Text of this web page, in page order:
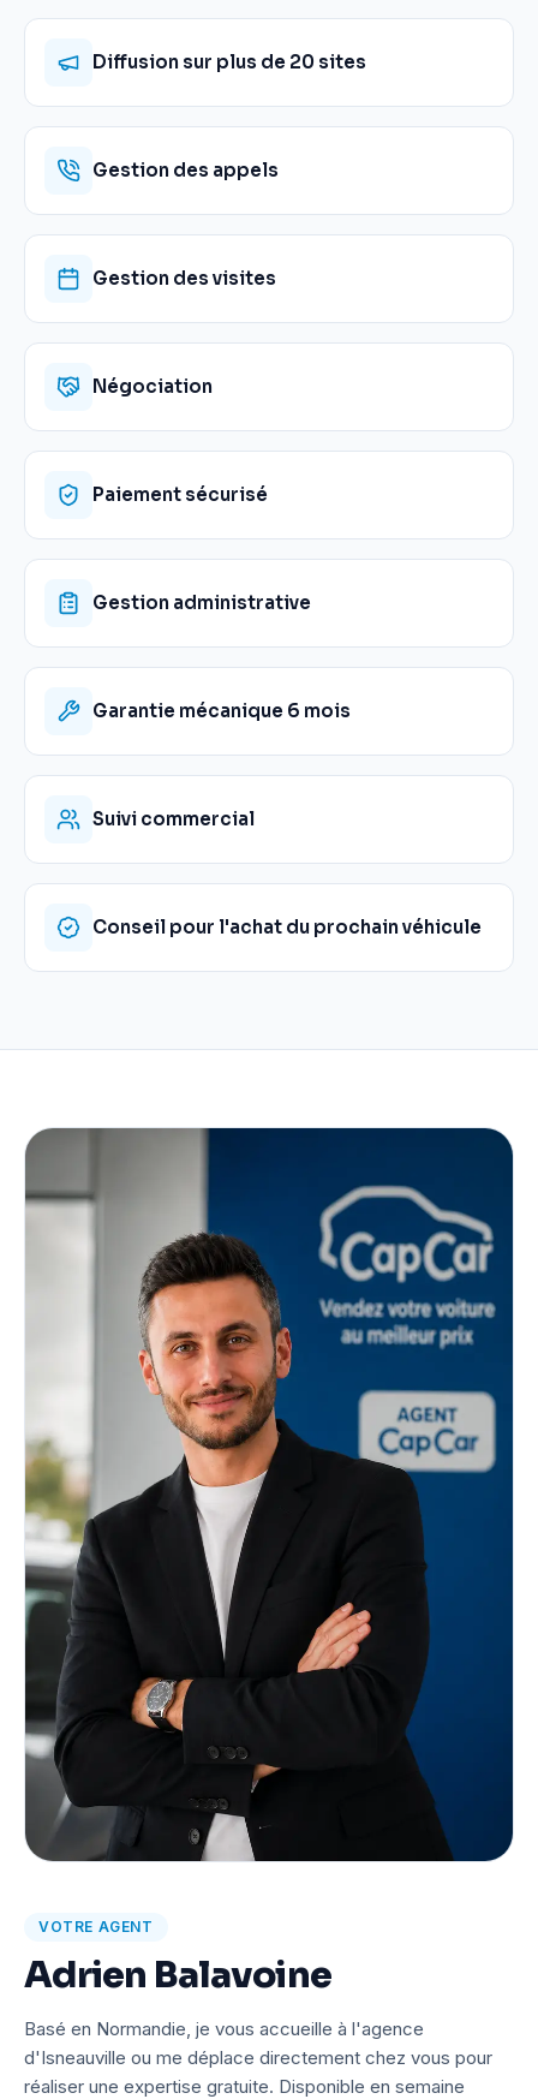
Diffusion sur plus de 20 sites
Gestion des appels
Gestion des visites
Négociation
Paiement sécurisé
Gestion administrative
Garantie mécanique 6 mois
Suivi commercial
Conseil pour l'achat du prochain véhicule
VOTRE AGENT
Adrien Balavoine
Basé en Normandie, je vous accueille à l'agence
d'Isneauville ou me déplace directement chez vous pour
réaliser une expertise gratuite. Disponible en semaine